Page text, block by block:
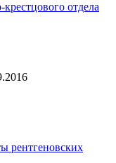
отдела
рентгеновских